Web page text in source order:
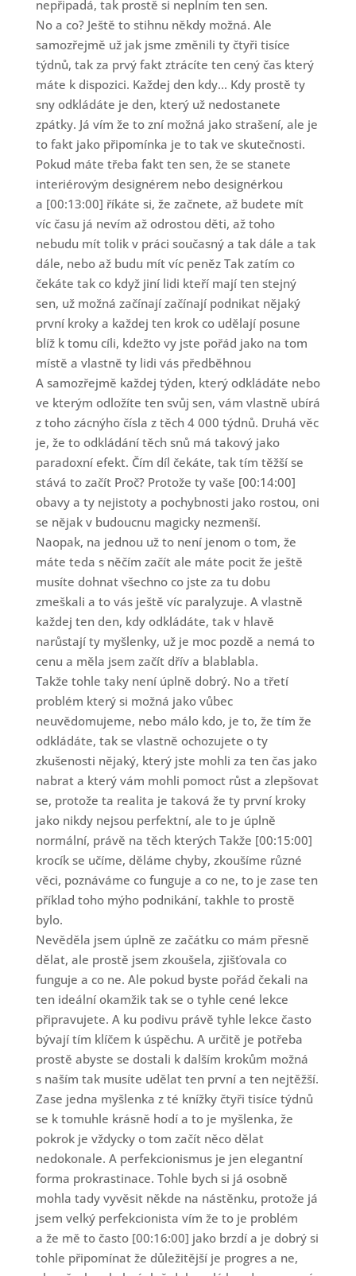
nepřipadá, tak prostě si neplním ten sen.
No a co? Ještě to stihnu někdy možná. Ale
samozřejmě už jak jsme změnili ty čtyři tisíce
týdnů, tak za prvý fakt ztrácíte ten cený čas který
máte k dispozici. Každej den kdy... Kdy prostě ty
sny odkládáte je den, který už nedostanete
zpátky. Já vím že to zní možná jako strašení, ale je
to fakt jako připomínka je to tak ve skutečnosti.
Pokud máte třeba fakt ten sen, že se stanete
interiérovým designérem nebo designérkou
a [00:13:00] říkáte si, že začnete, až budete mít
víc času já nevím až odrostou děti, až toho
nebudu mít tolik v práci současný a tak dále a tak
dále, nebo až budu mít víc peněz Tak zatím co
čekáte tak co když jiní lidi kteří mají ten stejný
sen, už možná začínají začínají podnikat nějaký
první kroky a každej ten krok co udělají posune
blíž k tomu cíli, kdežto vy jste pořád jako na tom
místě a vlastně ty lidi vás předběhnou
A samozřejmě každej týden, který odkládáte nebo
ve kterým odložíte ten svůj sen, vám vlastně ubírá
z toho zácnýho čísla z těch 4 000 týdnů. Druhá věc
je, že to odkládání těch snů má takový jako
paradoxní efekt. Čím díl čekáte, tak tím těžší se
stává to začít Proč? Protože ty vaše [00:14:00]
obavy a ty nejistoty a pochybnosti jako rostou, oni
se nějak v budoucnu magicky nezmenší.
Naopak, na jednou už to není jenom o tom, že
máte teda s něčím začít ale máte pocit že ještě
musíte dohnat všechno co jste za tu dobu
zmeškali a to vás ještě víc paralyzuje. A vlastně
každej ten den, kdy odkládáte, tak v hlavě
narůstají ty myšlenky, už je moc pozdě a nemá to
cenu a měla jsem začít dřív a blablabla.
Takže tohle taky není úplně dobrý. No a třetí
problém který si možná jako vůbec
neuvědomujeme, nebo málo kdo, je to, že tím že
odkládáte, tak se vlastně ochozujete o ty
zkušenosti nějaký, který jste mohli za ten čas jako
nabrat a který vám mohli pomoct růst a zlepšovat
se, protože ta realita je taková že ty první kroky
jako nikdy nejsou perfektní, ale to je úplně
normální, právě na těch kterých Takže [00:15:00]
krocík se učíme, děláme chyby, zkoušíme různé
věci, poznáváme co funguje a co ne, to je zase ten
příklad toho mýho podnikání, takhle to prostě
bylo.
Nevěděla jsem úplně ze začátku co mám přesně
dělat, ale prostě jsem zkoušela, zjišťovala co
funguje a co ne. Ale pokud byste pořád čekali na
ten ideální okamžik tak se o tyhle cené lekce
připravujete. A ku podivu právě tyhle lekce často
bývají tím klíčem k úspěchu. A určitě je potřeba
prostě abyste se dostali k dalším krokům možná
s naším tak musíte udělat ten první a ten nejtěžší.
Zase jedna myšlenka z té knížky čtyři tisíce týdnů
se k tomuhle krásně hodí a to je myšlenka, že
pokrok je vždycky o tom začít něco dělat
nedokonale. A perfekcionismus je jen elegantní
forma prokrastinace. Tohle bych si já osobně
mohla tady vyvěsit někde na nástěnku, protože já
jsem velký perfekcionista vím že to je problém
a že mě to často [00:16:00] jako brzdí a je dobrý si
tohle připomínat že důležitější je progres a ne,